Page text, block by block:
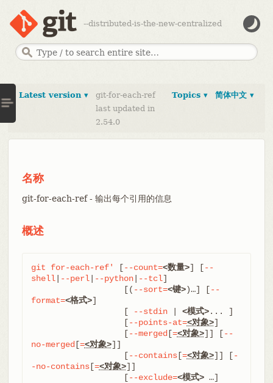
--distributed-is-the-new-centralized
简体中文 ▾
Topics ▾
Latest version ▾
git-for-each-ref
last updated in
2.54.0
名称
git-for-each-ref - 输出每个引用的信息
概述
git for-each-ref' [--count=<数量>] [--
shell| --perl| --python| --tcl]
		   [(
--sort=<键>)…​] [--
format=<格式>]
		   [
--stdin | <模式>...
]
		   [
--points-at=<对象>]
		   [
--merged [=<对象>]] [--
no-merged [=<对象>]]
		   [
--contains[=<对象>]] [-
-no-contains[=<对象>]]
		   [
--exclude=<模式> …​]